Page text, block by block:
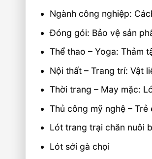
Ngành công nghiệp:
Đóng gói: Bảo vệ sản
Thể thao – Yoga: Thảm
Nội thất – Trang trí: Vật
Thời trang – May mặc:
Thủ công mỹ nghệ –
Lót trang trại chăn nuôi
Lót sới gà chọi